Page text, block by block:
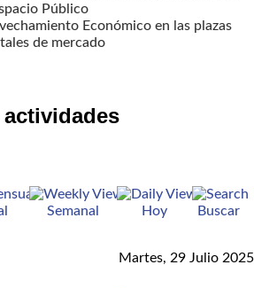
Público
Económico en las plazas
de mercado
Semanal Hoy Buscar
Martes, 29 Julio 2025